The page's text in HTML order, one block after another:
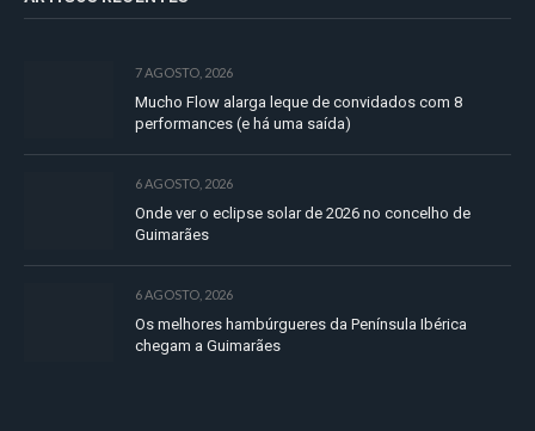
7 AGOSTO, 2026
Mucho Flow alarga leque de convidados com 8
performances (e há uma saída)
6 AGOSTO, 2026
Onde ver o eclipse solar de 2026 no concelho de
Guimarães
6 AGOSTO, 2026
Os melhores hambúrgueres da Península Ibérica
chegam a Guimarães